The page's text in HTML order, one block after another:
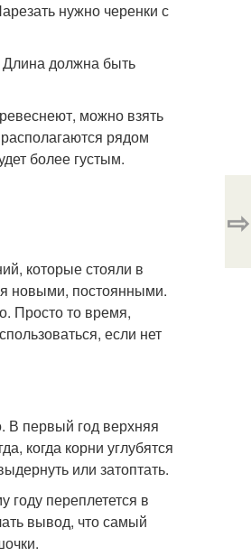
нужно черенки с
Длина должна быть
можно взять
рядом
более густым.
которые стояли в
новыми, постоянными.
Просто то время,
если нет
В первый год верхняя
когда корни углубятся
или затоптать.
году переплетется в
вывод, что самый
⇨